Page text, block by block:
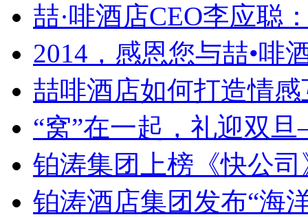
喆·啡酒店CEO李应聪
2014，感恩您与喆•啡
喆啡酒店如何打造情感
“窝”在一起，礼迎双
铂涛集团上榜《快公司
铂涛酒店集团发布“海